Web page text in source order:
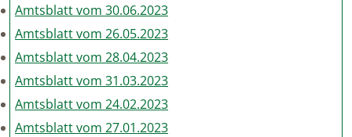
Amtsblatt vom 30.06.2023
Amtsblatt vom 26.05.2023
Amtsblatt vom 28.04.2023
Amtsblatt vom 31.03.2023
Amtsblatt vom 24.02.2023
Amtsblatt vom 27.01.2023